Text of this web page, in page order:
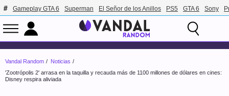
Gameplay GTA 6 Superman El Señor de los Anillos PS5 GTA 6 Sony
Vandal Random
Noticias
'Zootrópolis 2' arrasa en la taquilla y recauda más de 1100 millones de dólares en cines:
Disney respira aliviada